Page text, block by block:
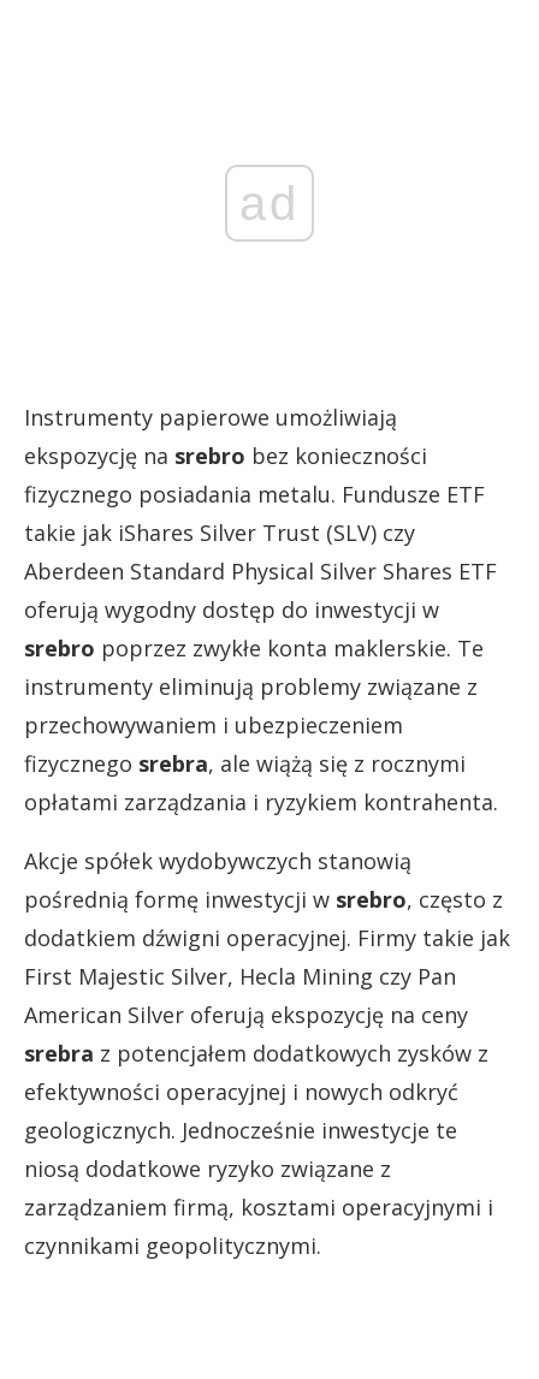
ad
Instrumenty papierowe umożliwiają
ekspozycję na srebro bez konieczności
fizycznego posiadania metalu. Fundusze ETF
takie jak iShares Silver Trust (SLV) czy
Aberdeen Standard Physical Silver Shares ETF
oferują wygodny dostęp do inwestycji w
srebro poprzez zwykłe konta maklerskie. Te
instrumenty eliminują problemy związane z
przechowywaniem i ubezpieczeniem
fizycznego srebra, ale wiążą się z rocznymi
opłatami zarządzania i ryzykiem kontrahenta.
Akcje spółek wydobywczych stanowią
pośrednią formę inwestycji w srebro, często z
dodatkiem dźwigni operacyjnej. Firmy takie jak
First Majestic Silver, Hecla Mining czy Pan
American Silver oferują ekspozycję na ceny
srebra z potencjałem dodatkowych zysków z
efektywności operacyjnej i nowych odkryć
geologicznych. Jednocześnie inwestycje te
niosą dodatkowe ryzyko związane z
zarządzaniem firmą, kosztami operacyjnymi i
czynnikami geopolitycznymi.